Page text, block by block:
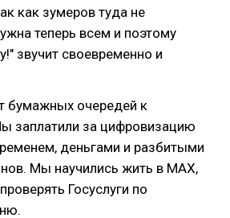
как зумеров туда не
теперь всем и поэтому
звучит своевременно и
бумажных очередей к
заплатили за цифровизацию
деньгами и разбитыми
Мы научились жить в MAX,
Госуслуги по